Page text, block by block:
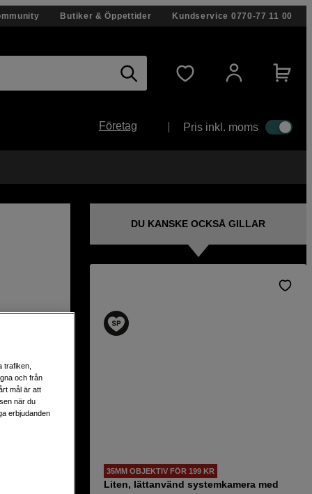
Butiker & Öppettider Kundservice 0770-77 11 00
Företag Pris inkl. moms
DU KANSKE OCKSÅ GILLAR
35MM OBJEKTIV FÖR 199 KR
Liten, lättanvänd systemkamera med
trafiken,
och från
mål är att
när du
erbjudanden